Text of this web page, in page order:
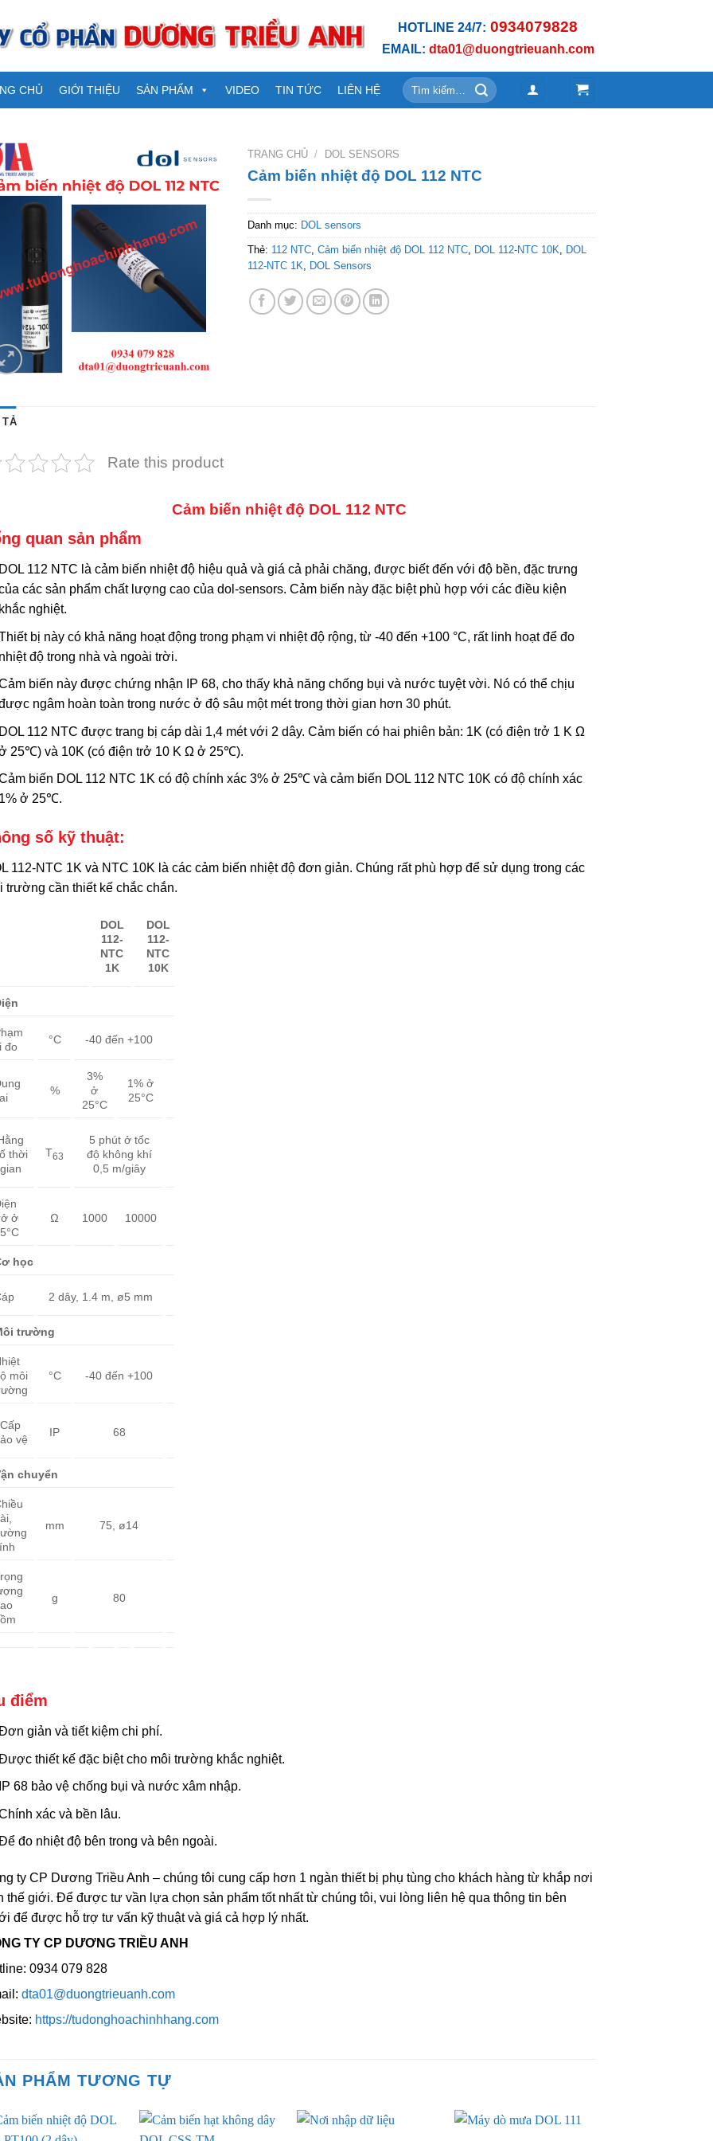
HOTLINE 24/7: 0934079828
EMAIL: dta01@duongtrieuanh.com
CHỦ GIỚI THIỆU SẢN PHẨM VIDEO TIN TỨC LIÊN HỆ
Tìm
kiếm:
TRANG CHỦ / DOL SENSORS
Cảm biến nhiệt độ DOL 112 NTC
Danh mục: DOL sensors
Thẻ: 112 NTC,Cảm biến nhiệt độ DOL 112 NTC, DOL 112-NTC 10K, DOL
112-NTC 1K, DOL Sensors
TẢ
Rate this product
Cảm biến nhiệt độ DOL 112 NTC
quan sản phẩm
DOL 112 NTC là cảm biến nhiệt độ hiệu quả và giá cả phải chăng, được biết đến với độ bền, đặc trưng
các sản phẩm chất lượng cao của dol-sensors. Cảm biến này đặc biệt phù hợp với các điều kiện
khắc nghiệt.
bị này có khả năng hoạt động trong phạm vi nhiệt độ rộng, từ -40 đến +100 °C, rất linh hoạt để đo
nhiệt độ trong nhà và ngoài trời.
biến này được chứng nhận IP 68, cho thấy khả năng chống bụi và nước tuyệt vời. Nó có thể chịu
ngâm hoàn toàn trong nước ở độ sâu một mét trong thời gian hơn 30 phút.
DOL 112 NTC được trang bị cáp dài 1,4 mét với 2 dây. Cảm biến có hai phiên bản: 1K (có điện trở 1 K Ω
25℃) và 10K (có điện trở 10 K Ω ở 25℃).
biến DOL 112 NTC 1K có độ chính xác 3% ở 25℃ và cảm biến DOL 112 NTC 10K có độ chính xác
1% ở 25℃.
số kỹ thuật:
112-NTC 1K và NTC 10K là các cảm biến nhiệt độ đơn giản. Chúng rất phù hợp để sử dụng trong các
trường cần thiết kế chắc chắn.
DOL
112-
NTC
1K
DOL
112-
NTC
10K
đo
°C -40 đến +100
%
3%
ở
25°C
1% ở
25°C
thời
gian
T63
5 phút ở tốc
độ không khí
0,5 m/giây
ở
Ω 1000 10000
học
2 dây, 1.4 m, ø5 mm
trường
môi
°C -40 đến +100
Cấp
vệ
IP 68
chuyển
mm 75, ø14
g 80
điểm
giản và tiết kiệm chi phí.
thiết kế đặc biệt cho môi trường khắc nghiệt.
IP 68 bảo vệ chống bụi và nước xâm nhập.
xác và bền lâu.
đo nhiệt độ bên trong và bên ngoài.
ty CP Dương Triều Anh – chúng tôi cung cấp hơn 1 ngàn thiết bị phụ tùng cho khách hàng từ khắp nơi
thế giới. Để được tư vần lựa chọn sản phẩm tốt nhất từ chúng tôi, vui lòng liên hệ qua thông tin bên
để được hỗ trợ tư vấn kỹ thuật và giá cả hợp lý nhất.
TY CP DƯƠNG TRIỀU ANH
0934 079 828
dta01@duongtrieuanh.com
https://tudonghoachinhhang.com
PHẨM TƯƠNG TỰ